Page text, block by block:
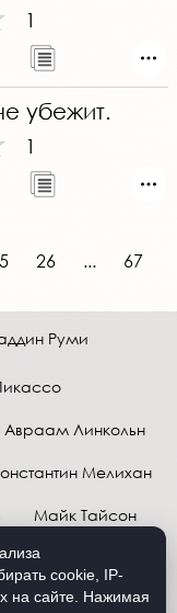
1
убежит.
1
26 ... 67
Руми
Авраам Линкольн
Мелихан
Майк Тайсон
Плитт
cookie, IP-
на сайте. Нажимая